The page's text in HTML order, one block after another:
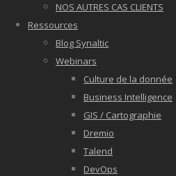
NOS AUTRES CAS CLIENTS
Ressources
Blog Synaltic
Webinars
Culture de la donnée
Business Intelligence
GIS / Cartographie
Dremio
Talend
DevOps